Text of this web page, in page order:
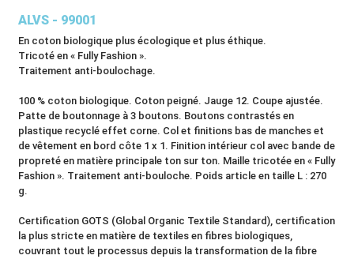
ALVS - 99001
En coton biologique plus écologique et plus éthique.
Tricoté en « Fully Fashion ».
Traitement anti-boulochage.
100 % coton biologique. Coton peigné. Jauge 12. Coupe ajustée.
Patte de boutonnage à 3 boutons. Boutons contrastés en
plastique recyclé effet corne. Col et finitions bas de manches et
de vêtement en bord côte 1 x 1. Finition intérieur col avec bande de
propreté en matière principale ton sur ton. Maille tricotée en « Fully
Fashion ». Traitement anti-bouloche. Poids article en taille L : 270
g.
Certification GOTS (Global Organic Textile Standard), certification
la plus stricte en matière de textiles en fibres biologiques,
couvrant tout le processus depuis la transformation de la fibre